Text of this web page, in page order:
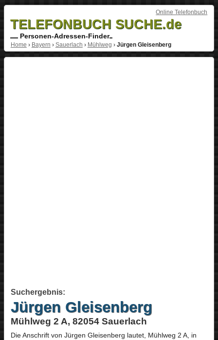
Online Telefonbuch
TELEFONBUCH SUCHE.de
Personen-Adressen-Finder
Home › Bayern › Sauerlach › Mühlweg › Jürgen Gleisenberg
Suchergebnis:
Jürgen Gleisenberg
Mühlweg 2 A, 82054 Sauerlach
Die Anschrift von Jürgen Gleisenberg lautet, Mühlweg 2 A, in